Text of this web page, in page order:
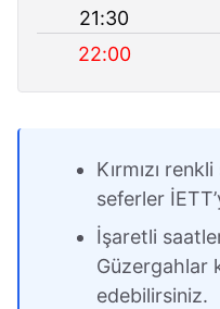
21:30
22:00
Kırmızı
seferler
İşaretli
Güzergahlar
edebilirsiniz.